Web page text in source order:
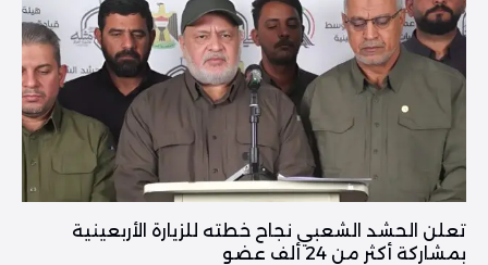
تعلن الحشد الشعبي نجاح خطته للزيارة الأربعينية
بمشاركة أكثر من 24 ألف عضو